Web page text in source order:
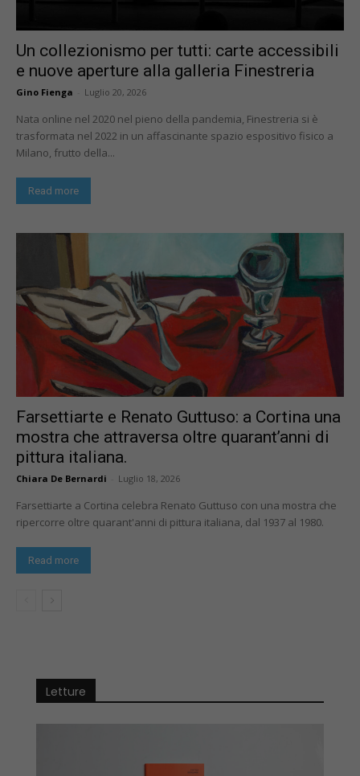
Un collezionismo per tutti: carte accessibili
e nuove aperture alla galleria Finestreria
Gino Fienga Luglio 20, 2026
Nata online nel 2020 nel pieno della pandemia, Finestreria si è
trasformata nel 2022 in un affascinante spazio espositivo fisico a
Milano, frutto della...
Read more
Farsettiarte e Renato Guttuso: a Cortina una
mostra che attraversa oltre quarant’anni di
pittura italiana.
Chiara De Bernardi Luglio 18, 2026
Farsettiarte a Cortina celebra Renato Guttuso con una mostra che
ripercorre oltre quarant'anni di pittura italiana, dal 1937 al 1980.
Read more
Letture